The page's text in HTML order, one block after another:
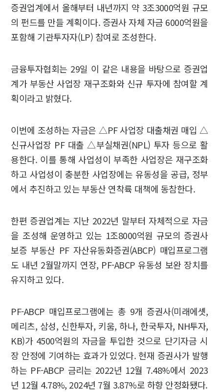
증권업계에서 올해부터 내년까지 약 3조3000억원 규모
의 펀드를 만들 계획이다. 증권사 자체 자금 6000억원을
포함해 기관투자자(LP) 참여로 조성한다.
금융투자협회는 29일 이 같은 내용을 바탕으로 증권업
계가 부동산 사업장 재구조화와 신규 투자에 참여할 계
획이라고 밝혔다.
이번에 조성하는 자금은 △PF 사업장 대출채권 매입 △
신규사업장 PF 대출 △부실채권(NPL) 투자 등으로 활
용한다. 이를 통해 사업성이 부족한 사업장은 재구조화
하고 사업성이 충분한 사업장에는 유동성을 공급, 정부
에서 추진하고 있는 부동산 연착륙 대책에 동참한다.
한편 증권업계는 지난 2022년 말부터 자체적으로 자금
을 조성해 운영하고 있는 1조8000억원 규모의 증권사
보증 부동산 PF 자산유동화증권(ABCP) 매입프로그램
도 내년 2월말까지 연장, PF-ABCP 유동성 보완 장치를
유지하고 있다.
PF-ABCP 매입프로그램에는 총 9개 증권사(미래에셋,
메리츠, 삼성, 신한투자, 키움, 하나, 한국투자, NH투자,
KB)가 4500억원의 자금을 투입한 것으로 단기자금 시
장 안정에 기여하는 효과가 있었다. 현재 증권사가 발행
하는 PF-ABCP 금리는 2022년 12월 7.48%에서 2023
년 12월 4.78%, 2024년 7월 3.87%로 하향 안정화됐다.